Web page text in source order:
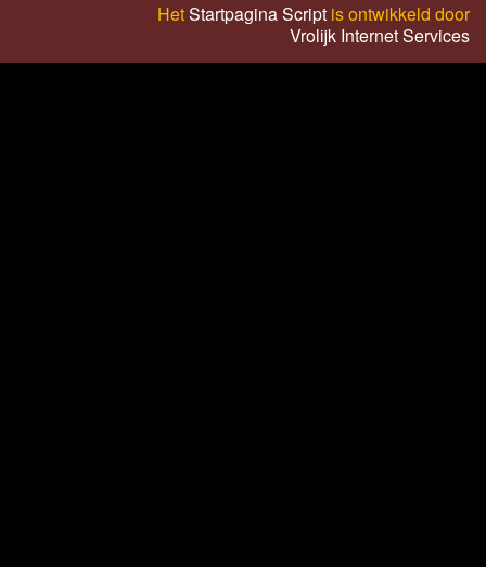
HetStartpagina Script is ontwikkeld door
Vrolijk Internet Services